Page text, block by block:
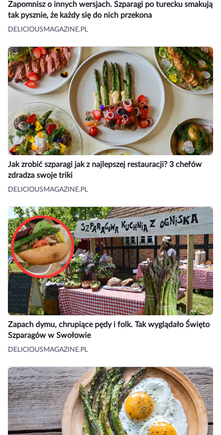
Zapomnisz o innych wersjach. Szparagi po turecku smakują
tak pysznie, że każdy się do nich przekona
DELICIOUSMAGAZINE.PL
Jak zrobić szparagi jak z najlepszej restauracji? 3 chefów
zdradza swoje triki
DELICIOUSMAGAZINE.PL
Zapach dymu, chrupiące pędy i folk. Tak wyglądało Święto
Szparagów w Swołowie
DELICIOUSMAGAZINE.PL